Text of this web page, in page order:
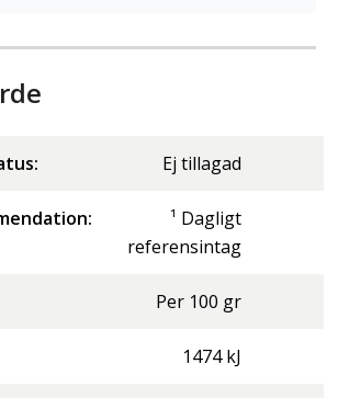
Ej tillagad
¹ Dagligt
referensintag
Per 100 gr
1474 kJ